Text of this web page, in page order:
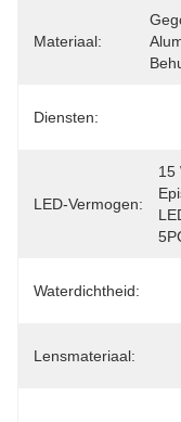
Materiaal:
Diensten:
LED-Vermogen:
15
Waterdichtheid:
Lensmateriaal: